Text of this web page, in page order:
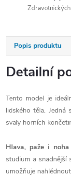
Popis produktu
Detailní
Tento model je
lidského těla.
svaly horních
Hlava, paže i
studium a snadnější
umožňuje